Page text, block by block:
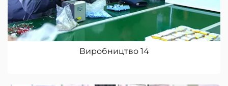
Виробництво 14